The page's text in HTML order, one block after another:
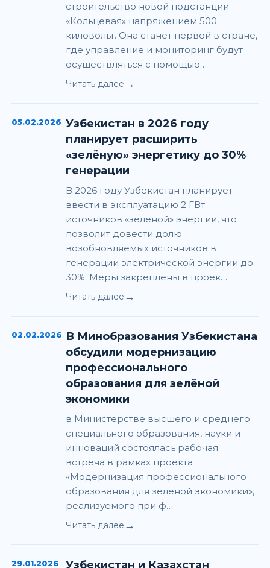
строительство новой подстанции
«Кольцевая» напряжением 500
киловольт. Она станет первой в стране,
где управление и мониторинг будут
осуществляться с помощью…
Читать далее →
05.02.2026 Узбекистан в 2026 году
планирует расширить
«зелёную» энергетику до 30%
генерации
В 2026 году Узбекистан планирует
ввести в эксплуатацию 2 ГВт
источников «зелёной» энергии, что
позволит довести долю
возобновляемых источников в
генерации электрической энергии до
30%. Меры закреплены в проек…
Читать далее →
02.02.2026 В Минобразования Узбекистана
обсудили модернизацию
профессионального
образования для зелёной
экономики
в Министерстве высшего и среднего
специального образования, науки и
инноваций состоялась рабочая
встреча в рамках проекта
«Модернизация профессионального
образования для зелёной экономики»,
реализуемого при ф…
Читать далее →
29.01.2026
Узбекистан и Казахстан